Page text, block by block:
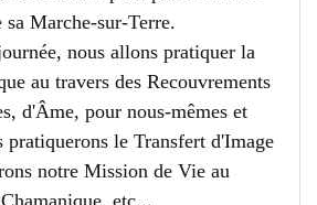
sa Marche-sur-Terre.
nous allons pratiquer la
au travers des Recouvrements
d'Âme, pour nous-mêmes et
pratiquerons le Transfert d'Image
notre Mission de Vie au
etc...